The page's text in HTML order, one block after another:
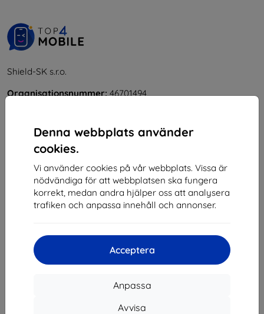
Denna webbplats använder
cookies.
Vi använder cookies på vår webbplats. Vissa är
nödvändiga för att webbplatsen ska fungera
korrekt, medan andra hjälper oss att analysera
trafiken och anpassa innehåll och annonser.
Acceptera
Anpassa
Avvisa
Shield-SK s.r.o.
Organisationsnummer: 46701494
Kontakt
info@top4mobile.eu
Skriv till oss
Lördag och söndag: